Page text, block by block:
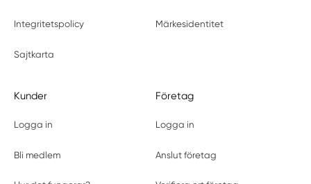
Integritetspolicy Märkesidentitet
Sajtkarta
Kunder
Logga in
Bli medlem
Företag
Logga in
Anslut företag